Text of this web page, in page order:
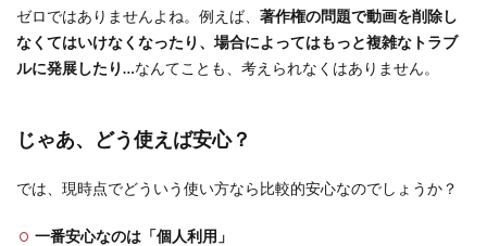
ゼロではありませんよね。例えば、 著作権の問題で動画を削除し
なくてはいけなくなったり、場合によってはもっと複雑なトラブ
ルに発展したり…なんてことも、考えられなくはありません。
じゃあ、どう使えば安心？
では、現時点でどういう使い方なら比較的安心なのでしょうか？
一番安心なのは「個人利用」